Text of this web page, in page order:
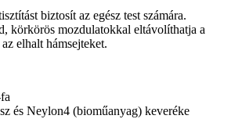
biztosít az egész test számára.
körkörös mozdulatokkal eltávolíthatja a
elhalt hámsejteket.
és Neylon4 (bioműanyag) keveréke